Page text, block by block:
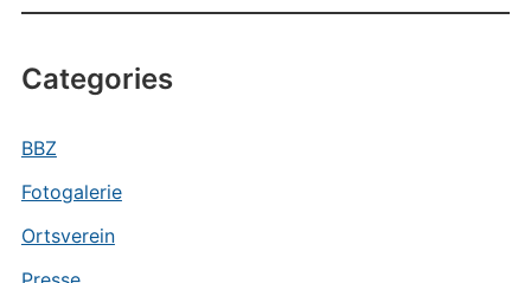
Categories
BBZ
Fotogalerie
Ortsverein